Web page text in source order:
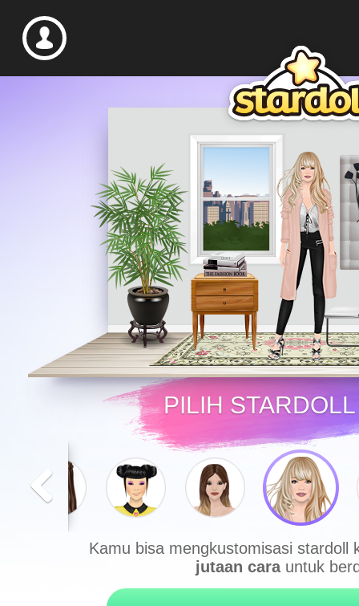
PILIH
Kamu bisa mengkustomisasi stardoll
jutaan carauntuk